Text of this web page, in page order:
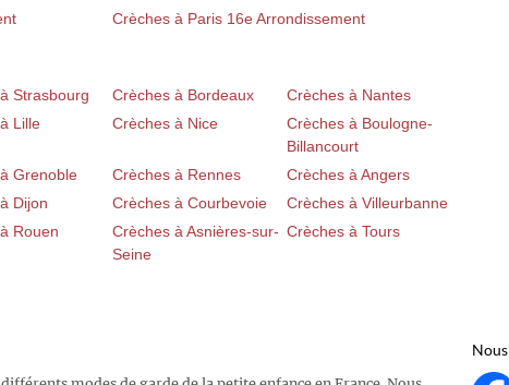
Crèches à Paris 16e Arrondissement
Strasbourg Crèches à Bordeaux
Crèches à Nantes
Lille Crèches à Nice
Crèches à Boulogne-
Billancourt
Grenoble Crèches à Rennes
Crèches à Angers
Dijon Crèches à Courbevoie
Crèches à Villeurbanne
Rouen
Crèches à Asnières-sur-
Seine
Crèches à Tours